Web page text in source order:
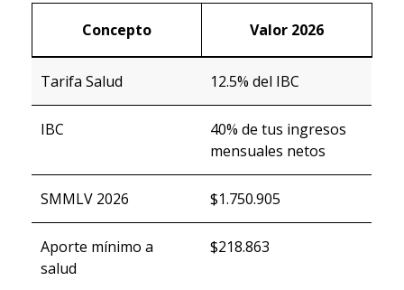
Concepto Valor 2026
Tarifa Salud 12.5% del IBC
IBC
40% de tus ingresos
mensuales netos
SMMLV 2026 $1.750.905
Aporte mínimo a
salud
$218.863